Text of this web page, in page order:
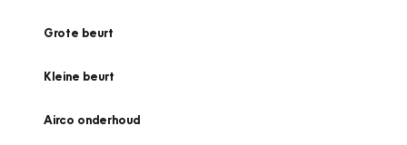
Grote beurt
Kleine beurt
Airco onderhoud